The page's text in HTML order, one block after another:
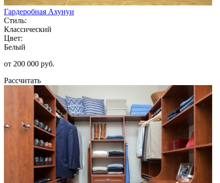
Гардеробная Ахунуи
Стиль:
Классический
Цвет:
Белый
от 200 000 руб.
Рассчитать